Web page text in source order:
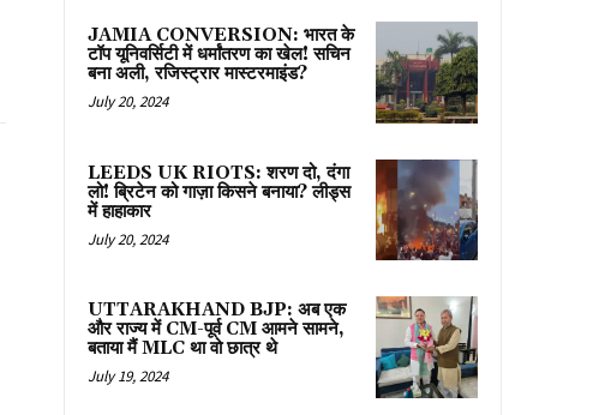
JAMIA CONVERSION: भारत के
टॉप यूनिवर्सिटी में धर्मांतरण का खेल! सचिन
बना अली, रजिस्ट्रार मास्टरमाइंड?
July 20, 2024
LEEDS UK RIOTS: शरण दो, दंगा
लो! ब्रिटेन को गाज़ा किसने बनाया? लीड्स
में हाहाकार
July 20, 2024
UTTARAKHAND BJP: अब एक
और राज्य में CM-पूर्व CM आमने सामने,
बताया मैं MLC था वो छात्र थे
July 19, 2024